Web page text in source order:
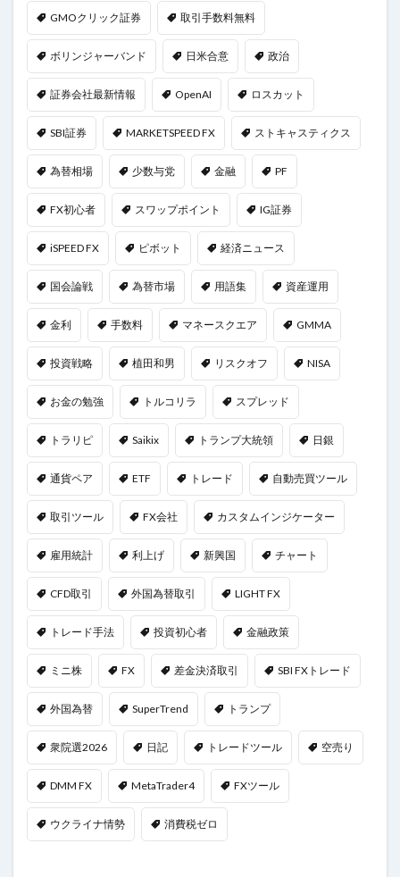
GMOクリック証券 取引手数料無料
ボリンジャーバンド 日米合意 政治
証券会社最新情報 OpenAI ロスカット
SBI証券 MARKETSPEED FX ストキャスティクス
為替相場 少数与党 金融 PF
FX初心者 スワップポイント IG証券
iSPEED FX ピボット 経済ニュース
国会論戦 為替市場 用語集 資産運用
金利 手数料 マネースクエア GMMA
投資戦略 植田和男 リスクオフ NISA
お金の勉強 トルコリラ スプレッド
トラリピ Saikix トランプ大統領 日銀
通貨ペア ETF トレード 自動売買ツール
取引ツール FX会社 カスタムインジケーター
雇用統計 利上げ 新興国 チャート
CFD取引 外国為替取引 LIGHT FX
トレード手法 投資初心者 金融政策
ミニ株 FX 差金決済取引 SBI FXトレード
外国為替 SuperTrend トランプ
衆院選2026 日記 トレードツール 空売り
DMM FX MetaTrader4 FXツール
ウクライナ情勢 消費税ゼロ